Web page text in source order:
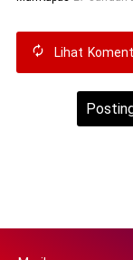
Lihat